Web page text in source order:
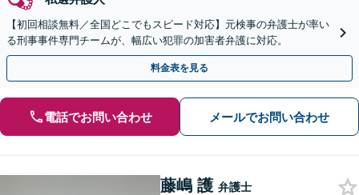
【初回相談無料／全国どこでもスピード対応】元検事の弁護士が率い
る刑事事件専門チームが、幅広い犯罪の加害者弁護に対応。
料金表を見る
電話でお問い合わせ メールでお問い合わせ
藤嶋 護 弁護士